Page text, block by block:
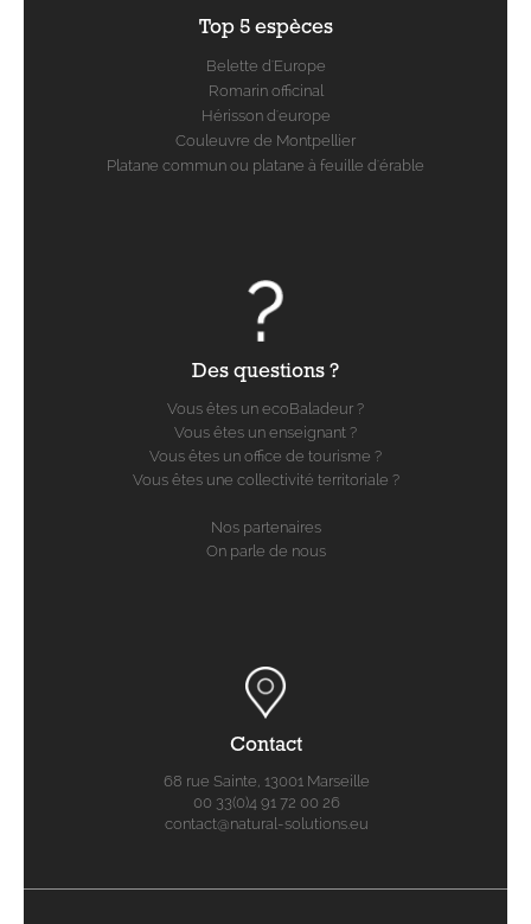
Top 5 espèces
Belette d'Europe
Romarin officinal
Hérisson d'europe
Couleuvre de Montpellier
Platane commun ou platane à feuille d'érable
Des questions ?
Vous êtes un ecoBaladeur ?
Vous êtes un enseignant ?
Vous êtes un office de tourisme ?
Vous êtes une collectivité territoriale ?
Nos partenaires
On parle de nous
Contact
68 rue Sainte, 13001 Marseille
00 33(0)4 91 72 00 26
contact@natural-solutions.eu